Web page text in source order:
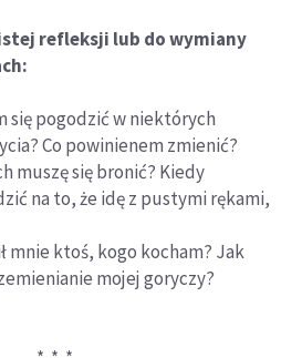
refleksji lub do wymiany
się pogodzić w niektórych
Co powinienem zmienić?
muszę się bronić? Kiedy
na to, że idę z pustymi rękami,
mnie ktoś, kogo kocham? Jak
mojej goryczy?